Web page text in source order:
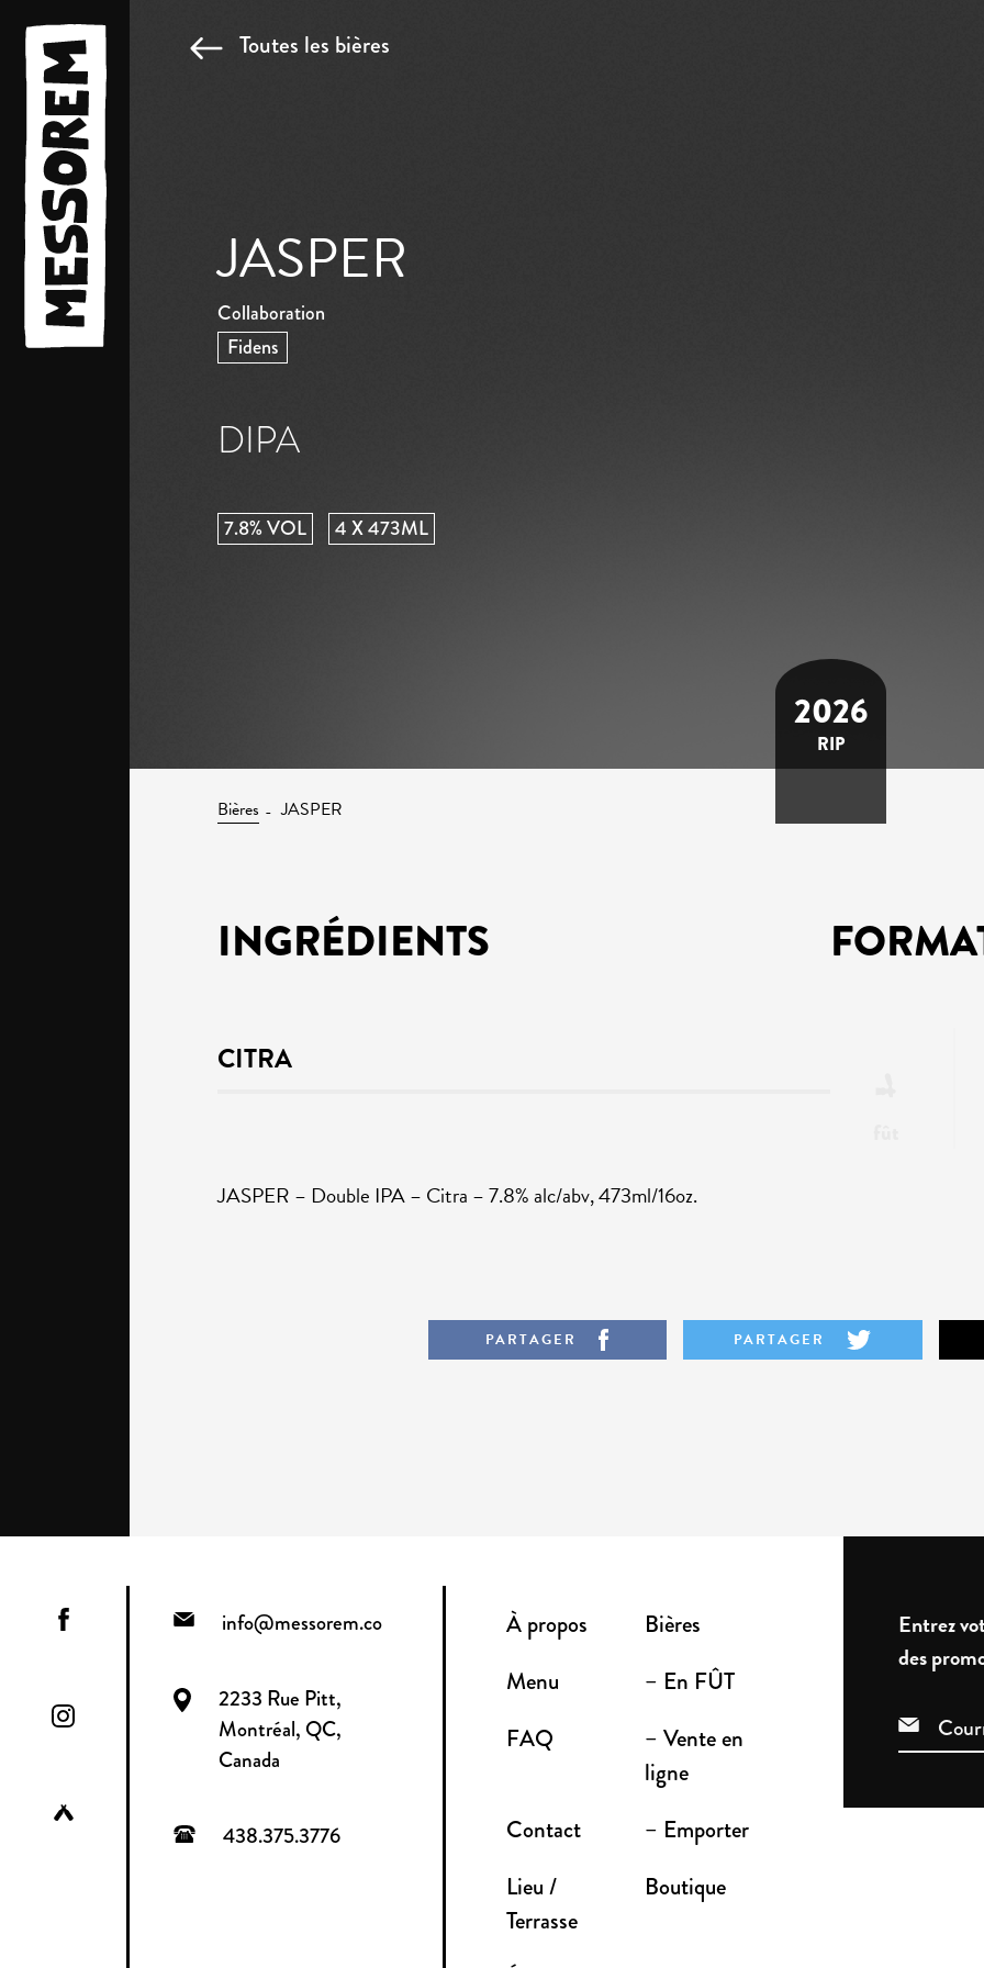
Toutes les bières
JASPER
Collaboration
Fidens
DIPA
7.8% VOL 4 X 473ML
2026
RIP
Bières JASPER
INGRÉDIENTS
CITRA
JASPER – Double IPA – Citra – 7.8% alc/abv, 473ml/16oz.
PARTAGER PARTAGER
info@messorem.co
2233 Rue Pitt,
Montréal, QC,
Canada
438.375.3776
À propos
Bières
Menu
– En FÛT
FAQ
– Vente en
ligne
Contact
– Emporter
Lieu /
Terrasse
Boutique
Entrez
des